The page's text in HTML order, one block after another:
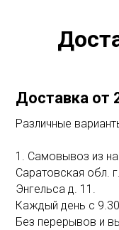
Доставка от
Различные
1. Самовывоз из
Саратовская обл.
Энгельса д. 11.
Каждый день с
Без перерывов и